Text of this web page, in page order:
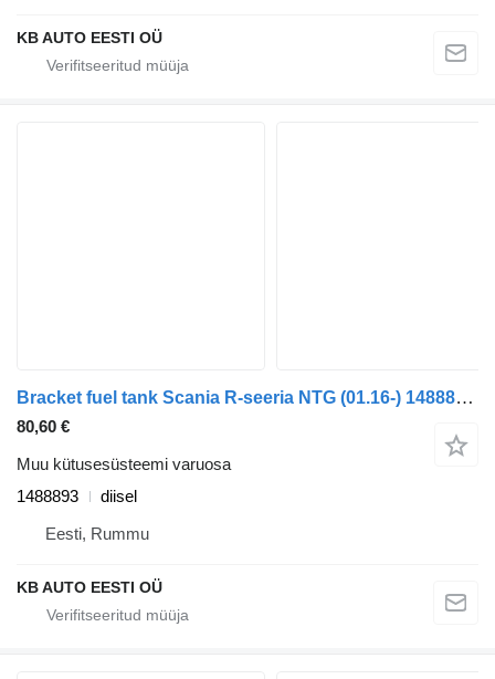
KB AUTO EESTI OÜ
Bracket fuel tank Scania R-seeria NTG (01.16-) 1488893 tüübi jaoks veoauto Scania R-Series NTG (01.16-)
80,60 €
Muu kütusesüsteemi varuosa
1488893
diisel
Eesti, Rummu
KB AUTO EESTI OÜ